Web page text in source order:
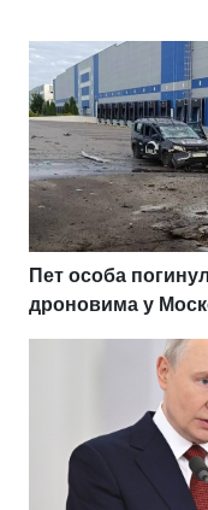
Пет особа
дроновима у